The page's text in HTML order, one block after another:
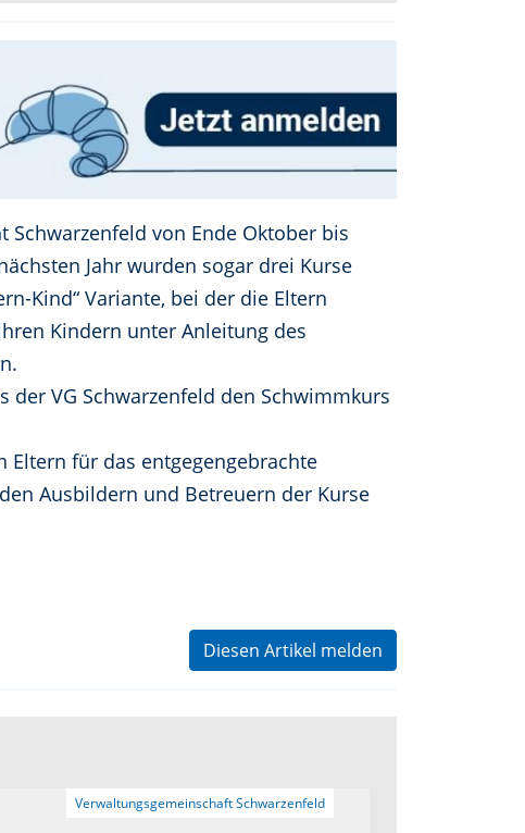
von Ende Oktober bis
Jahr wurden sogar drei Kurse
Kind“ Variante, bei der die Eltern
Kindern unter Anleitung des
VG Schwarzenfeld den Schwimmkurs
für das entgegengebrachte
Ausbildern und Betreuern der Kurse
Diesen Artikel melden